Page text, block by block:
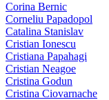
Corina Bernic
Corneliu Papadopol
Catalina Stanislav
Cristian Ionescu
Cristiana Papahagi
Cristian Neagoe
Cristina Godun
Cristina Ciovarnache